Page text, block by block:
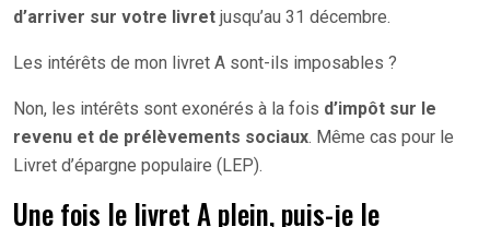
d’arriver sur votre livret jusqu’au 31 décembre.
Les intérêts de mon livret A sont-ils imposables ?
Non, les intérêts sont exonérés à la fois d’impôt sur le
revenu et de prélèvements sociaux. Même cas pour le
Livret d’épargne populaire (LEP).
Une fois le livret A plein, puis-je le